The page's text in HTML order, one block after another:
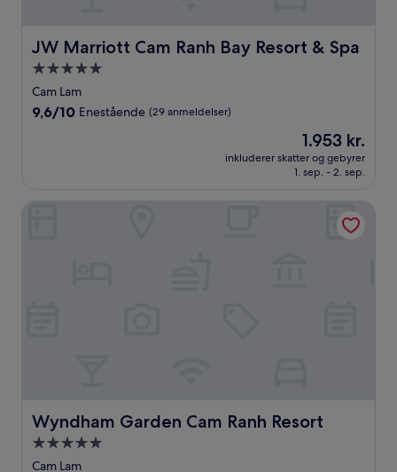
JW Marriott Cam Ranh Bay Resort & Spa
JW Marriott Cam Ranh Bay Resort & Spa
5.0-
stjernet
overnatningssted
Cam Lam
9.6
anmeldelser)
9,6/10 Enestående (29 anmeldelser)
Prisen
er
1.953 kr.
1.953 kr.
inkluderer skatter og gebyrer
1. sep. - 2. sep.
Wyndham Garden Cam Ranh Resort
Wyndham Garden Cam Ranh Resort
5.0-
stjernet
Cam Lam